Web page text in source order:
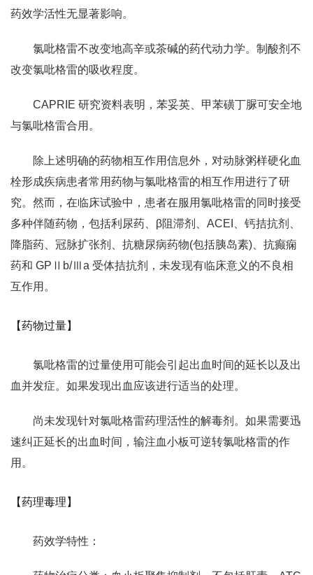
药效学活性无显著影响。
氯吡格雷不改变地高辛或茶碱的药代动力学。制酸剂不
改变氯吡格雷的吸收程度。
CAPRIE 研究资料表明，苯妥英、甲苯磺丁脲可安全地
与氯吡格雷合用。
除上述明确的药物相互作用信息外，对动脉粥样硬化血
栓形成疾病患者常用药物与氯吡格雷的相互作用进行了研
究。然而，在临床试验中，患者在服用氯吡格雷的同时接受
多种伴随药物，包括利尿药、β阻滞剂、ACEI、钙拮抗剂、
降脂药、冠脉扩张剂、抗糖尿病药物(包括胰岛素)、抗癫痫
药和 GPⅡb/Ⅲa 受体拮抗剂，未发现有临床意义的不良相
互作用。
【药物过量】
氯吡格雷的过量使用可能会引起出血时间的延长以及出
血并发症。如果发现出血应该进行适当的处理。
尚未发现针对氯吡格雷药理活性的解毒剂。如果需要迅
速纠正延长的出血时间，输注血小板可逆转氯吡格雷的作
用。
【药理毒理】
药效学特性：